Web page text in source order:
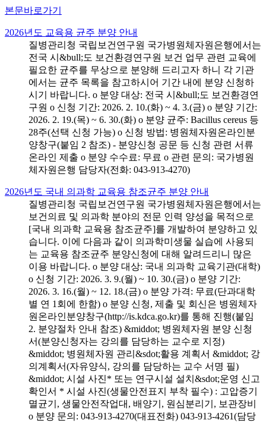
본문바로가기
2026년도 교육용 균주 분양 안내
질병관리청 국립보건연구원 국가병원체자원은행에서는
전국 시&bull;도 보건환경연구원 보건 업무 관련 교육에
필요한 균주를 무상으로 분양해 드리고자 하니 각 기관
에서는 균주 목록을 참고하시어 기간 내에 분양 신청하
시기 바랍니다. o 분양 대상: 전국 시&bull;도 보건환경연
구원 o 신청 기간: 2026. 2. 10.(화) ~ 4. 3.(금) o 분양 기간:
2026. 2. 19.(목) ~ 6. 30.(화) o 분양 균주: Bacillus cereus 등
28주(선택 신청 가능) o 신청 방법: 병원체자원온라인분
양창구(붙임 2 참조) - 분양신청 공문 등 신청 관련 서류
온라인 제출 o 분양 수수료: 무료 o 관련 문의: 국가병원
체자원은행 담당자(전화: 043-913-4270)
2026년도 국내 의과학 교육용 참조균주 분양 안내
질병관리청 국립보건연구원 국가병원체자원은행에서는
보건의료 및 의과학 분야의 전문 인력 양성을 목적으로
[국내 의과학 교육용 참조균주]를 개발하여 분양하고 있
습니다. 이에 다음과 같이 의과학미생물 실습에 사용되
는 교육용 참조균주 분양신청에 대해 알려드리니 많은
이용 바랍니다. o 분양 대상: 국내 의과학 교육기관(대학)
o 신청 기간: 2026. 3. 9.(월) ~ 10. 30.(금) o 분양 기간:
2026. 3. 16.(월) ~ 12. 18.(금) o 분양 가격: 무료(단과대학
별 연 1회에 한함) o 분양 신청, 제출 및 회신은 병원체자
원온라인분양창구(http://is.kdca.go.kr)를 통해 진행(붙임
2. 분양절차 안내 참조) &middot; 병원체자원 분양 신청
서(분양신청자는 강의를 담당하는 교수로 지정)
&middot; 병원체자원 관리&sdot;활용 계획서 &middot; 강
의계획서(자유양식, 강의를 담당하는 교수 서명 필)
&middot; 시설 사진* 또는 연구시설 설치&sdot;운영 신고
확인서 * 시설 사진(생물안전표지 부착 필수) : 고압증기
멸균기, 생물안전작업대, 배양기, 원심분리기, 보관장비
o 분양 문의: 043-913-4270(대표전화) 043-913-4261(담당